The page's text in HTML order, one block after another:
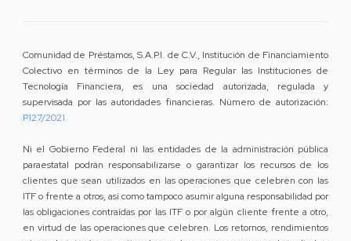
Comunidad de Préstamos, S.A.P.I. de C.V., Institución de Financiamiento
Colectivo en términos de la Ley para Regular las Instituciones de
Tecnología Financiera, es una sociedad autorizada, regulada y
supervisada por las autoridades financieras. Número de autorización:
P127/2021
Ni el Gobierno Federal ni las entidades de la administración pública
paraestatal podrán responsabilizarse o garantizar los recursos de los
clientes que sean utilizados en las operaciones que celebren con las
ITF o frente a otros, así como tampoco asumir alguna responsabilidad por
las obligaciones contraídas por las ITF o por algún cliente frente a otro,
en virtud de las operaciones que celebren. Los retornos, rendimientos